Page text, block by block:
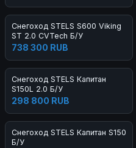
Снегоход STELS S600 Viking
ST 2.0 CVTech Б/У
738 300 RUB
Снегоход STELS Капитан
S150L 2.0 Б/У
298 800 RUB
Снегоход STELS Капитан S150
Б/У